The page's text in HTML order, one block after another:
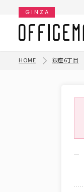
GINZA
HOME 銀座6丁目